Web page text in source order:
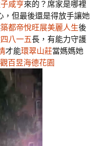
咸亨來的？席家是哪裡
，但最後還是得放手讓她
築都帝悅旺展美麗人生後
八一五長，有能力守護
才能環翠山莊當媽媽她
百昱海德花園